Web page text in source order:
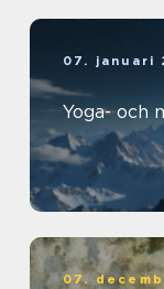
07. januari
Yoga- och
07.